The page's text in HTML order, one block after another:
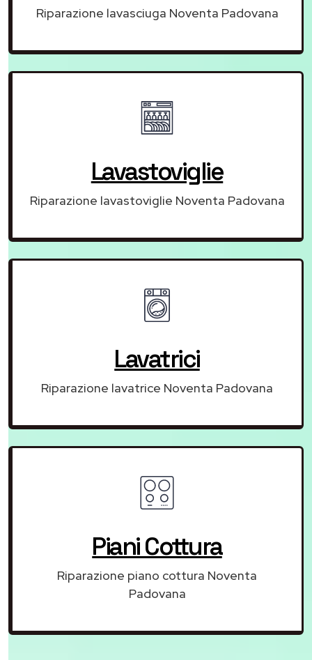
Riparazione lavasciuga Noventa Padovana
Lavastoviglie
Riparazione lavastoviglie Noventa Padovana
Lavatrici
Riparazione lavatrice Noventa Padovana
Piani Cottura
Riparazione piano cottura Noventa
Padovana